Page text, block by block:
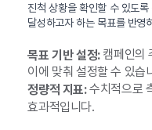
진척 상황을 확인할 수 있도
달성하고자 하는 목표를 반영
목표 기반 설정:캠페인의
이에 맞춰 설정할 수 있습
정량적 지표:수치적으로
효과적입니다.